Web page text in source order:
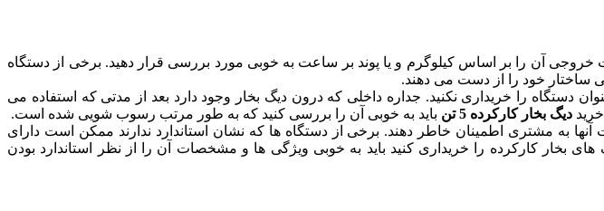
آن را بر اساس کیلوگرم و یا پوند بر ساعت به خوبی مورد بررسی قرار دهید. برخی از دستگاه
ساختار خود را از دست می دهند.
دستگاه را خریداری نکنید. جداره داخلی که درون دیگ بخار وجود دارد بعد از مدتی که استفاده می
دیگ بخار کارکرده 5 تن
باید به خوبی آن را بررسی کنید که به طور مرتب رسوب شویی شده است.
آنها به مشتری اطمینان خاطر دهند. برخی از دستگاه ها که نشان استاندارد ندارند ممکن است دارای
بخار کارکرده را خریداری کنید باید به خوبی ویژگی ها و مشخصات آن را از نظر استاندارد بودن